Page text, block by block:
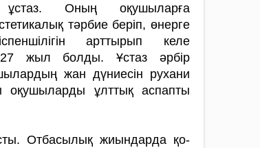
ұстаз. Оның оқушыларға
тәрбие беріп, өнерге
арттырып келе
жыл болды. Ұс­­таз әрбір
жан дүние­сін рухани
оқушыларды ұлттық ас­папты
Отбасылық жиындарда қо­